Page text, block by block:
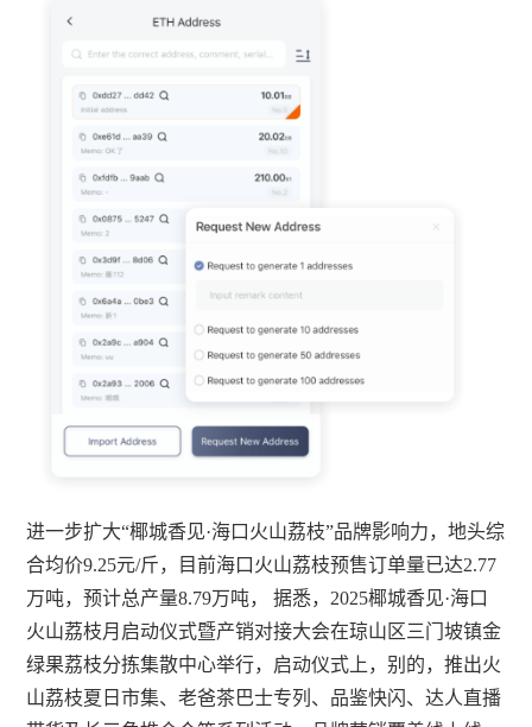
进一步扩大“椰城香见·海口火山荔枝”品牌影响力，地头综
合均价9.25元/斤，目前海口火山荔枝预售订单量已达2.77
万吨，预计总产量8.79万吨， 据悉，2025椰城香见·海口
火山荔枝月启动仪式暨产销对接大会在琼山区三门坡镇金
绿果荔枝分拣集散中心举行，启动仪式上，别的，推出火
山荔枝夏日市集、老爸茶巴士专列、品鉴快闪、达人直播